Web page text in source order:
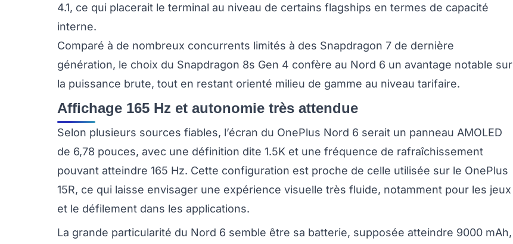
4.1, ce qui placerait le terminal au niveau de certains flagships en termes de capacité
interne.
Comparé à de nombreux concurrents limités à des Snapdragon 7 de dernière
génération, le choix du Snapdragon 8s Gen 4 confère au Nord 6 un avantage notable sur
la puissance brute, tout en restant orienté milieu de gamme au niveau tarifaire.
Affichage 165 Hz et autonomie très attendue
Selon plusieurs sources fiables, l’écran du OnePlus Nord 6 serait un panneau AMOLED
de 6,78 pouces, avec une définition dite 1.5K et une fréquence de rafraîchissement
pouvant atteindre 165 Hz. Cette configuration est proche de celle utilisée sur le OnePlus
15R, ce qui laisse envisager une expérience visuelle très fluide, notamment pour les jeux
et le défilement dans les applications.
La grande particularité du Nord 6 semble être sa batterie, supposée atteindre 9000 mAh,